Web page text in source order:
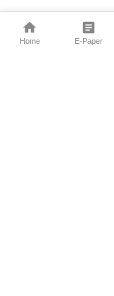
Home E-Paper